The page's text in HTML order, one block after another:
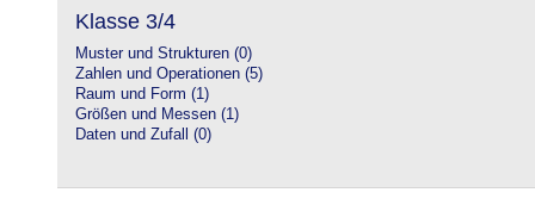
Klasse 3/4
Muster und Strukturen (0)
Zahlen und Operationen (5)
Raum und Form (1)
Größen und Messen (1)
Daten und Zufall (0)